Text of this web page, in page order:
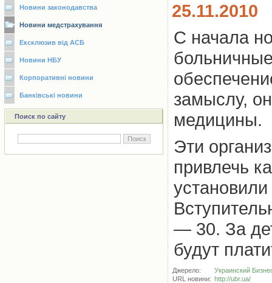
Новини законодавства
Новини медстрахування
Ексклюзив від АСБ
Новини НБУ
Корпоративні новини
Банківські новини
Поиск по сайту
25.11.2010
С начала
замыслу,
медицины.
Эти
привлечь
— 30. За
будут
Джерело:
Украинский
URL новини: http://ubr.ua/